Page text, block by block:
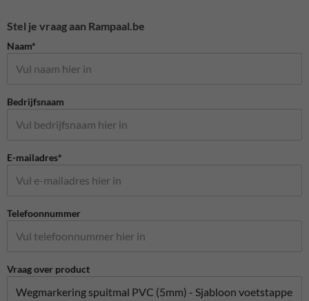
Stel je vraag aan Rampaal.be
Naam*
Bedrijfsnaam
E-mailadres*
Telefoonnummer
Vraag over product